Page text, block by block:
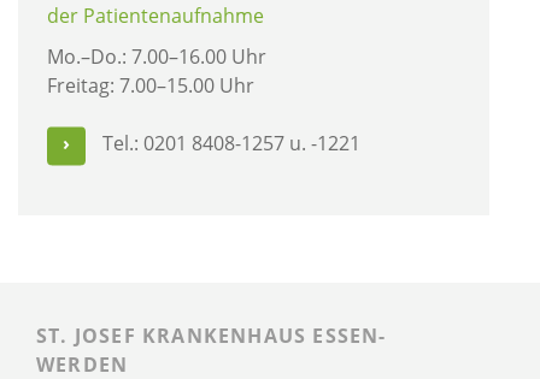
der Patientenaufnahme
Mo.–Do.: 7.00–16.00 Uhr
Freitag: 7.00–15.00 Uhr
Tel.: 0201 8408-1257 u. -1221
ST. JOSEF KRANKENHAUS ESSEN-
WERDEN